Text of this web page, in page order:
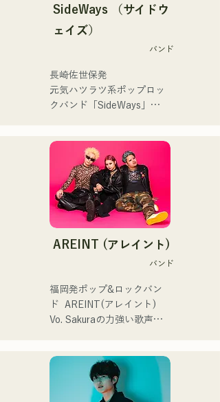
鷹祭Summer Boostイベン
トステージにも出演。MCと
cup2019 Public viewing、競
輪日本一ダービーの場内ア
ナウンス、ラグビー女子日
本代表世界大会スタジアム
滑走屋場内アナウンス、ク
リスマスアドベント、イス
ラデサルサ、福岡ウィニン
グスピリッツのスタジアム
DJ、金鷲旗、山笠関連イベ
ント、地域イベント、
Ramen Tech2025(global
summit)、福岡市武道館オー
プニング記念イベント,結婚
英語も日本語も対応可能で
アーティストの日本人父と
サラブレッド。
の音楽を。」気持ちが落ち
まう時こそ聴いてほしい。
自分自身も迷いや葛藤を抱
作り物ではなく、ありのま
まの感情や言葉をそのまま
音楽にしている。
2024年10月より音楽活動を
福岡を中心にブッキングラ
イブや路上ライブなど精力
的に活動を行っている。
2025年11月22日にはファー
催。
SideWays （サイドウ
ェイズ）
バンド
長崎佐世保発
元気ハツラツ系ポップロッ
クバンド「SideWays」
行
小説を元にした楽しくどこ
か哀愁のある楽曲に注
目！！
・バンド概要
└メンバーはジュンイチロ
ウ（Vo）、梅田孝明
（Ba）、杉本剛志（Dr）の
軽音楽部で出会い結成。
AREINT (アレイント)
バンド
福岡発ポップ&ロックバン
ド  AREINT(アレイント)
Vo. Sakuraの力強い歌声
SHOにより生み出される楽
曲は、キャッチーでどこか
馴染みのあるロックサウン